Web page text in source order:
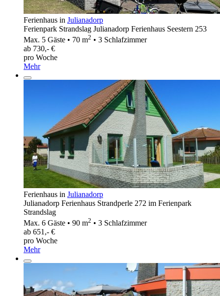
Ferienhaus in Julianadorp
Ferienpark Strandslag Julianadorp Ferienhaus Seestern 253
Max. 5 Gäste • 70 m2 • 3 Schlafzimmer
ab 730,- €
pro Woche
Mehr
Ferienhaus in Julianadorp
Julianadorp Ferienhaus Strandperle 272 im Ferienpark
Strandslag
Max. 6 Gäste • 90 m2 • 3 Schlafzimmer
ab 651,- €
pro Woche
Mehr